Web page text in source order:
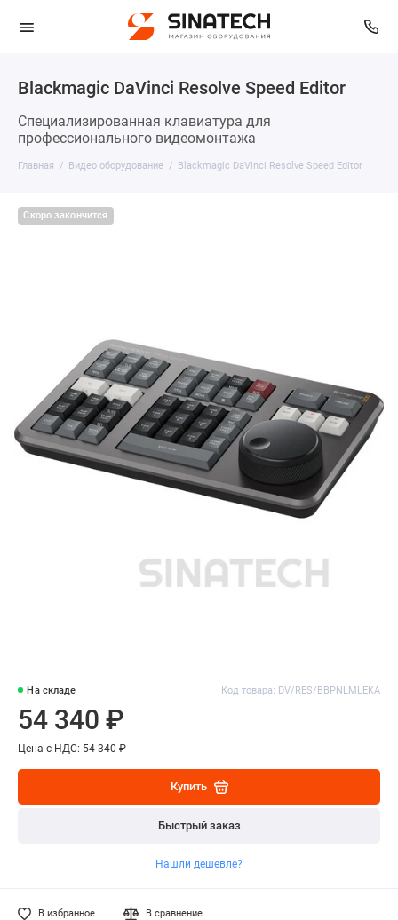
Blackmagic DaVinci Resolve Speed Editor
Специализированная клавиатура для
профессионального видеомонтажа
Главная Видео оборудование Blackmagic DaVinci Resolve Speed Editor
Скоро закончится
На складе Код товара: DV/RES/BBPNLMLEKA
54 340 ₽
Цена с НДС: 54 340 ₽
Купить
Быстрый заказ
Нашли дешевле?
В избранное В сравнение